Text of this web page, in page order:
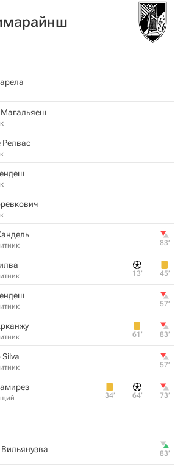
83‎’‎
13‎’‎ 45‎’‎
57‎’‎
61‎’‎ 83‎’‎
57‎’‎
34‎’‎ 64‎’‎ 73‎’‎
83‎’‎